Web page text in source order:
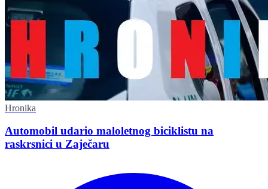
Hronika
Automobil udario maloletnog biciklistu na
raskrsnici u Zaječaru